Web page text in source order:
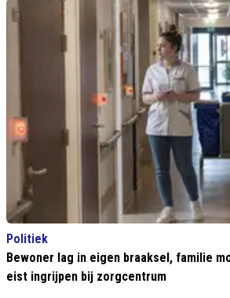
Politiek
Bewoner lag in eigen braaksel, familie
eist ingrijpen bij zorgcentrum